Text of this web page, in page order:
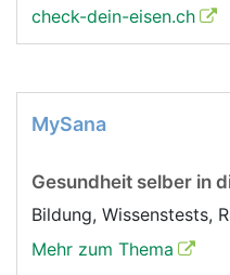
check-dein-eisen.ch
MySana
Gesundheit selber in
Bildung, Wissenstests,
Mehr zum Thema